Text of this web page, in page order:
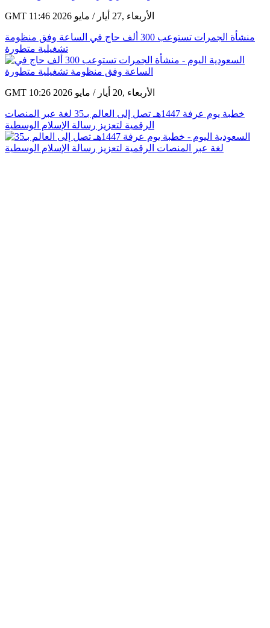
GMT 11:46 2026 الأربعاء ,27 أيار / مايو
منشأة الجمرات تستوعب 300 ألف حاج في الساعة وفق منظومة
تشغيلية متطورة
GMT 10:26 2026 الأربعاء ,20 أيار / مايو
خطبة يوم عرفة 1447هـ تصل إلى العالم بـ35 لغة عبر المنصات
الرقمية لتعزيز رسالة الإسلام الوسطية